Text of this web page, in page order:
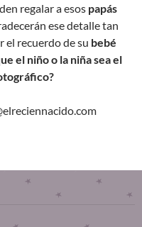
regalar a esos papás
ese detalle tan
el recuerdo de su bebé
el niño o la niña sea el